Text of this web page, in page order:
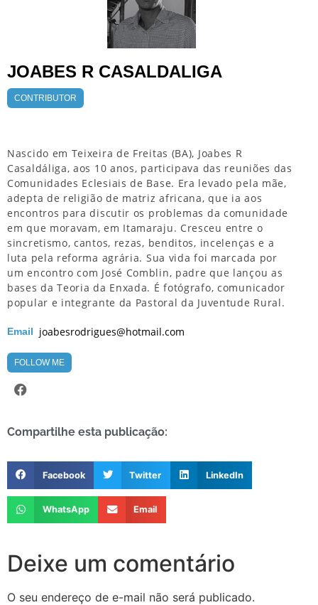
JOABES R CASALDALIGA
CONTRIBUTOR
Nascido em Teixeira de Freitas (BA), Joabes R
Casaldáliga, aos 10 anos, participava das reuniões das
Comunidades Eclesiais de Base. Era levado pela mãe,
adepta de religião de matriz africana, que ia aos
encontros para discutir os problemas da comunidade
em que moravam, em Itamaraju. Cresceu entre o
sincretismo, cantos, rezas, benditos, incelenças e a
luta pela reforma agrária. Sua vida foi marcada por
um encontro com José Comblin, padre que lançou as
bases da Teoria da Enxada. É fotógrafo, comunicador
popular e integrante da Pastoral da Juventude Rural.
Email joabesrodrigues@hotmail.com
FOLLOW ME
Compartilhe esta publicação:
Facebook Twitter LinkedIn
WhatsApp Email
Deixe um comentário
O seu endereço de e-mail não será publicado.